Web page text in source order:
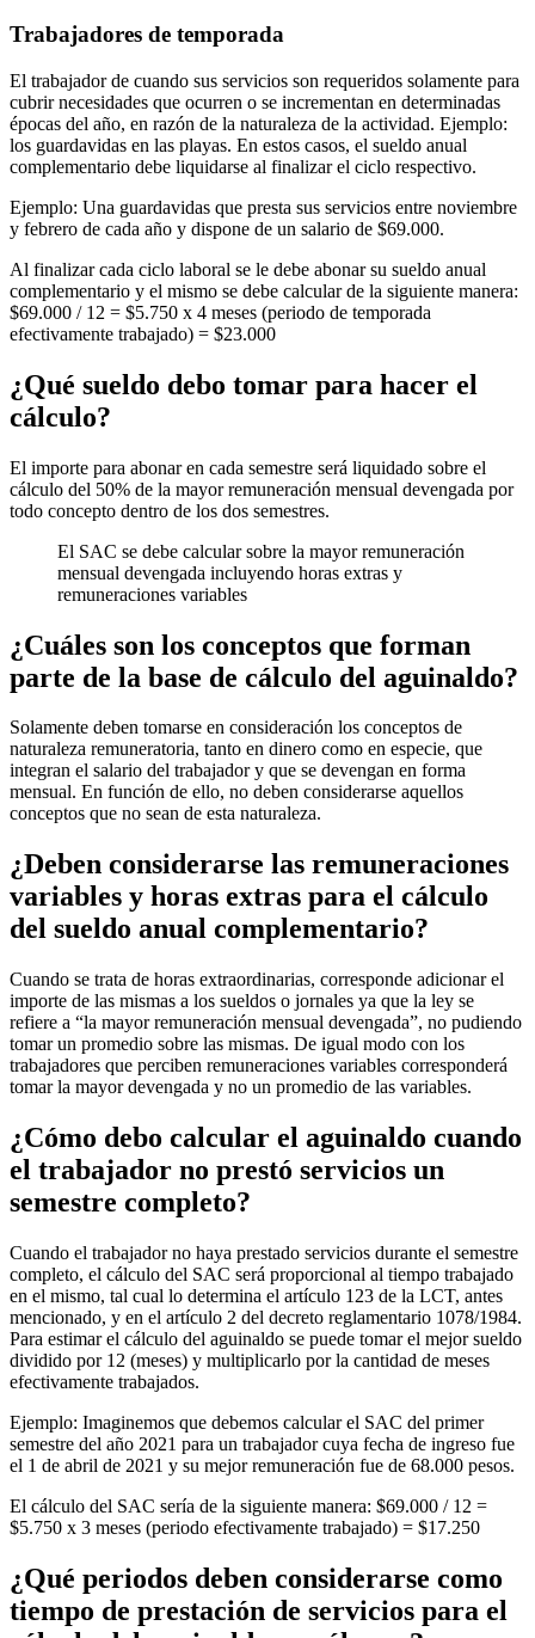
Trabajadores de temporada
El trabajador de cuando sus servicios son requeridos solamente para
cubrir necesidades que ocurren o se incrementan en determinadas
épocas del año, en razón de la naturaleza de la actividad. Ejemplo:
los guardavidas en las playas. En estos casos, el sueldo anual
complementario debe liquidarse al finalizar el ciclo respectivo.
Ejemplo: Una guardavidas que presta sus servicios entre noviembre
y febrero de cada año y dispone de un salario de $69.000.
Al finalizar cada ciclo laboral se le debe abonar su sueldo anual
complementario y el mismo se debe calcular de la siguiente manera:
$69.000 / 12 = $5.750 x 4 meses (periodo de temporada
efectivamente trabajado) = $23.000
¿Qué sueldo debo tomar para hacer el
cálculo?
El importe para abonar en cada semestre será liquidado sobre el
cálculo del 50% de la mayor remuneración mensual devengada por
todo concepto dentro de los dos semestres.
El SAC se debe calcular sobre la mayor remuneración
mensual devengada incluyendo horas extras y
remuneraciones variables
¿Cuáles son los conceptos que forman
parte de la base de cálculo del aguinaldo?
Solamente deben tomarse en consideración los conceptos de
naturaleza remuneratoria, tanto en dinero como en especie, que
integran el salario del trabajador y que se devengan en forma
mensual. En función de ello, no deben considerarse aquellos
conceptos que no sean de esta naturaleza.
¿Deben considerarse las remuneraciones
variables y horas extras para el cálculo
del sueldo anual complementario?
Cuando se trata de horas extraordinarias, corresponde adicionar el
importe de las mismas a los sueldos o jornales ya que la ley se
refiere a “la mayor remuneración mensual devengada”, no pudiendo
tomar un promedio sobre las mismas. De igual modo con los
trabajadores que perciben remuneraciones variables corresponderá
tomar la mayor devengada y no un promedio de las variables.
¿Cómo debo calcular el aguinaldo cuando
el trabajador no prestó servicios un
semestre completo?
Cuando el trabajador no haya prestado servicios durante el semestre
completo, el cálculo del SAC será proporcional al tiempo trabajado
en el mismo, tal cual lo determina el artículo 123 de la LCT, antes
mencionado, y en el artículo 2 del decreto reglamentario 1078/1984.
Para estimar el cálculo del aguinaldo se puede tomar el mejor sueldo
dividido por 12 (meses) y multiplicarlo por la cantidad de meses
efectivamente trabajados.
Ejemplo: Imaginemos que debemos calcular el SAC del primer
semestre del año 2021 para un trabajador cuya fecha de ingreso fue
el 1 de abril de 2021 y su mejor remuneración fue de 68.000 pesos.
El cálculo del SAC sería de la siguiente manera: $69.000 / 12 =
$5.750 x 3 meses (periodo efectivamente trabajado) = $17.250
¿Qué periodos deben considerarse como
tiempo de prestación de servicios para el